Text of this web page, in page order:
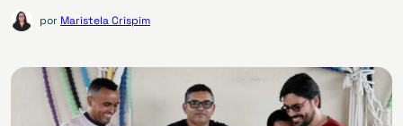
por Maristela Crispim